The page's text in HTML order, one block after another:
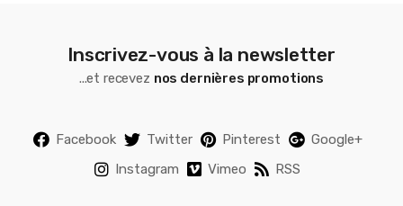
Inscrivez-vous à la newsletter
...et recevez nos dernières promotions
Facebook Twitter Pinterest
Google+
Instagram
Vimeo RSS